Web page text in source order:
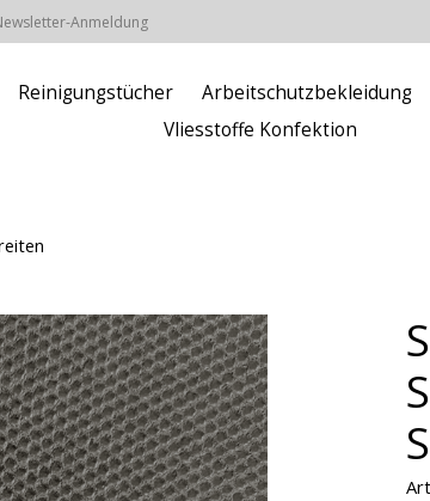
Anmeldung
Reinigungstücher Arbeitschutzbekleidung
Vliesstoffe Konfektion